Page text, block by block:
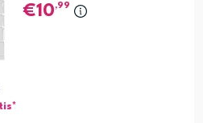
10,99